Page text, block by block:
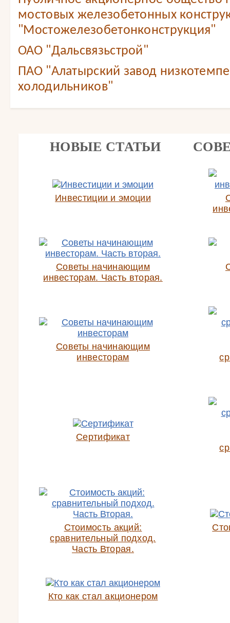
мостовых железобетонных
"Мостожелезобетонконструкция"
ОАО "Дальсвязьстрой"
ПАО "Алатырский завод
холодильников"
НОВЫЕ СТАТЬИ
Инвестиции и эмоции
Советы начинающим
инвесторам. Часть вторая.
Советы начинающим
инвесторам
Сертификат
Стоимость акций:
сравнительный подход.
Часть Вторая.
Кто как стал акционером